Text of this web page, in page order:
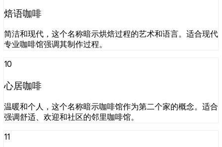
焙语咖啡
简洁和现代，这个名称暗示烘焙过程的艺术和语言。适合现代
专业咖啡馆强调其制作过程。
10
心居咖啡
温暖和个人，这个名称暗示咖啡馆作为第二个家的概念。适合
强调舒适、欢迎和社区的邻里咖啡馆。
11